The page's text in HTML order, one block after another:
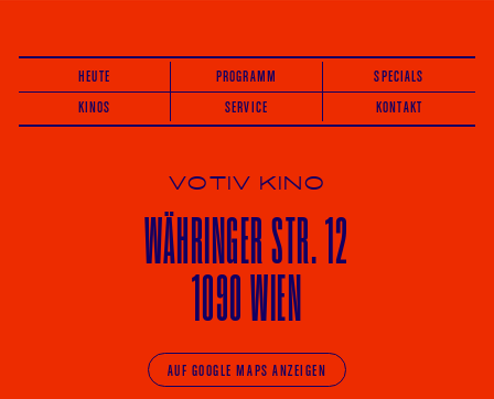
HEUTE PROGRAMM
SPECIALS
KINOS
SERVICE KONTAKT
VOTIV KINO
WÄHRINGERSTR. 12
1090 WIEN
AUF GOOGLE MAPS ANZEIGEN